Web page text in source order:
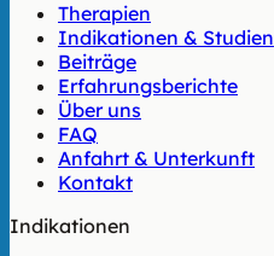
Therapien
Indikationen & Studien
Beiträge
Erfahrungsberichte
Über uns
FAQ
Anfahrt & Unterkunft
Kontakt
Indikationen